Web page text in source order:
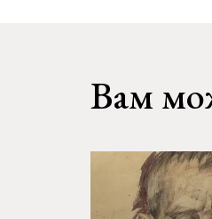
Вам